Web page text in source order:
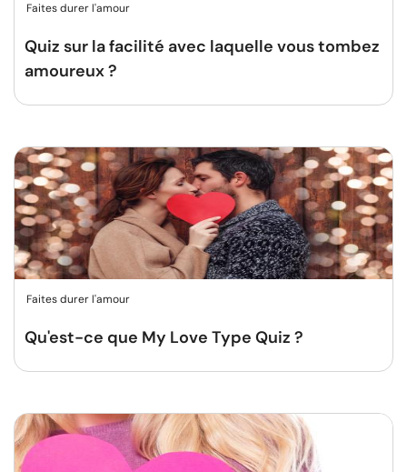
Faites durer l'amour
Quiz sur la facilité avec laquelle vous tombez
amoureux ?
Faites durer l'amour
Qu'est-ce que My Love Type Quiz ?